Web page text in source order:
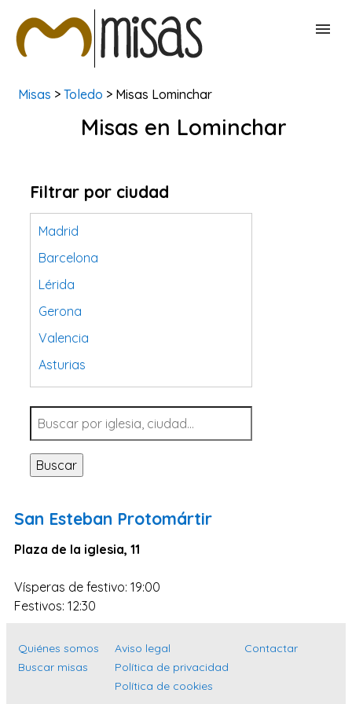
BUSCAR MISAS
Misas > Toledo > Misas Lominchar
Misas en Lominchar
Filtrar por ciudad
Madrid
Barcelona
Lérida
Gerona
Valencia
Asturias
Tarragona
Navarra
Valladolid
Sevilla
Santa Cruz de Tenerife
Cantabria
Islas Baleares
Las Palmas
Buscar
San Esteban Protomártir
Plaza de la iglesia, 11
Vísperas de festivo: 19:00
Festivos: 12:30
Quiénes somos
Buscar misas
Aviso legal
Política de privacidad
Política de cookies
Contactar